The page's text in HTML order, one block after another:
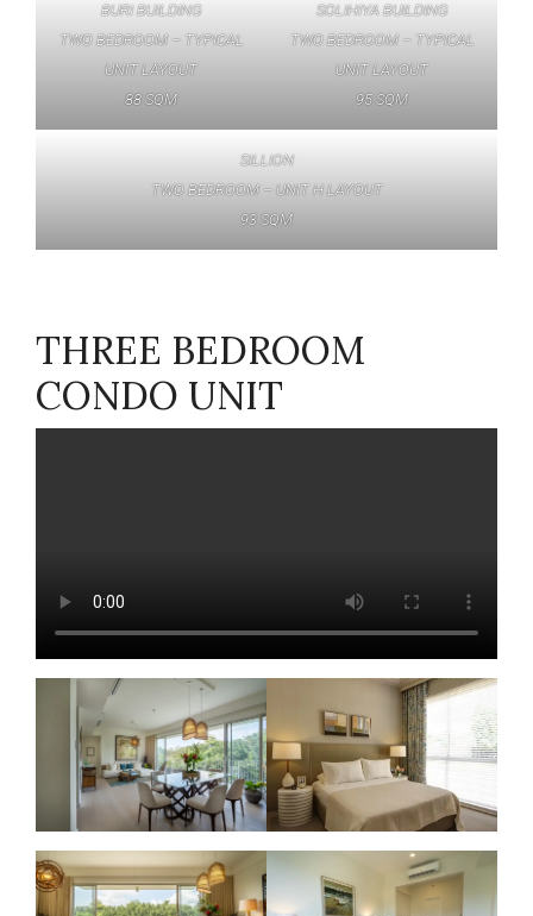
BURI BUILDING
TWO BEDROOM – TYPICAL
UNIT LAYOUT
88 SQM
SOLIHIYA BUILDING
TWO BEDROOM – TYPICAL
UNIT LAYOUT
95 SQM
SILLION
TWO BEDROOM – UNIT H LAYOUT
93 SQM
THREE BEDROOM
CONDO UNIT